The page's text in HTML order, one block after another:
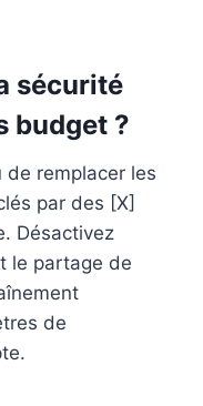
sécurité
budget ?
de remplacer les
par des [X]
Désactivez
le partage de
de